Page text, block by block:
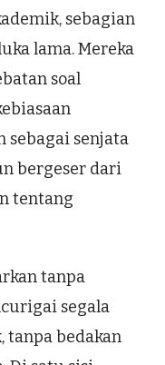
sebagian
lama. Mereka
soal
sebagai senjata
bergeser dari
tentang
tanpa
segala
bedakan